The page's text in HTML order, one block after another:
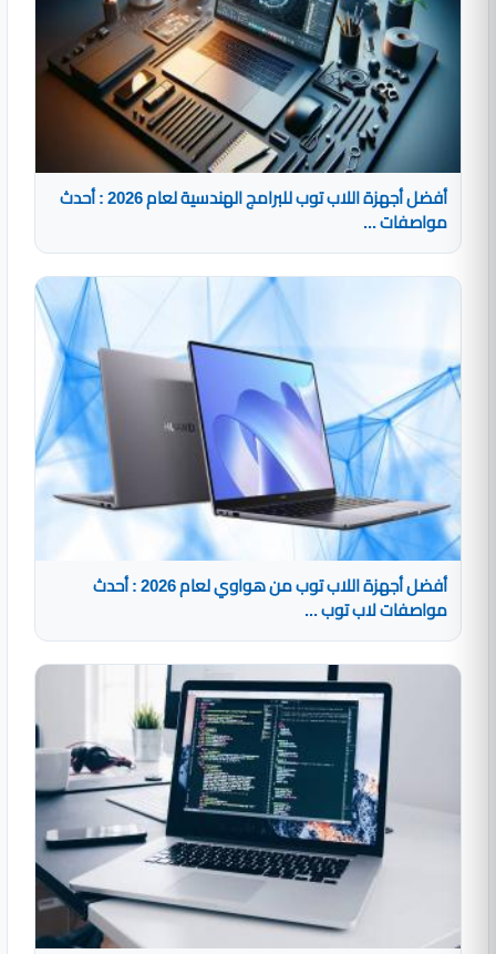
أفضل أجهزة اللاب توب للبرامج الهندسية لعام 2026 : أحدث
مواصفات ...
أفضل أجهزة اللاب توب من هواوي لعام 2026 : أحدث
مواصفات لاب توب ...